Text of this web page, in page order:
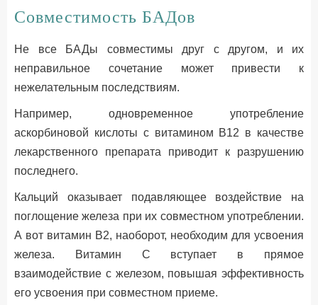
Совместимость БАДов
Не все БАДы совместимы друг с другом, и их
неправильное сочетание может привести к
нежелательным последствиям.
Например, одновременное употребление
аскорбиновой кислоты с витамином B12 в качестве
лекарственного препарата приводит к разрушению
последнего.
Кальций оказывает подавляющее воздействие на
поглощение железа при их совместном употреблении.
А вот витамин B2, наоборот, необходим для усвоения
железа. Витамин C вступает в прямое
взаимодействие с железом, повышая эффективность
его усвоения при совместном приеме.